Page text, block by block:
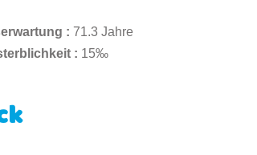
: 71.3 Jahre
: 15‰